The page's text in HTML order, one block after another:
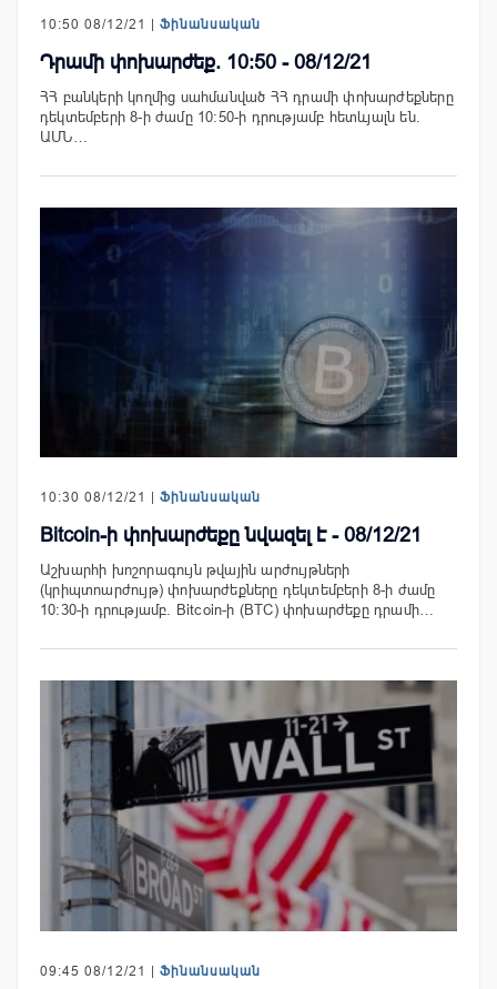
10:50 08/12/21 | Ֆինանսական
Դրամի փոխարժեք. 10:50 - 08/12/21
ՀՀ բանկերի կողմից սահմանված ՀՀ դրամի փոխարժեքները
դեկտեմբերի 8-ի ժամը 10:50-ի դրությամբ հետևյալն են.
ԱՄՆ…
10:30 08/12/21 | Ֆինանսական
Bitcoin-ի փոխարժեքը նվազել է - 08/12/21
Աշխարհի խոշորագույն թվային արժույթների
(կրիպտոարժույթ) փոխարժեքները դեկտեմբերի 8-ի ժամը
10:30-ի դրությամբ. Bitcoin-ի (BTC) փոխարժեքը դրամի…
09:45 08/12/21 | Ֆինանսական